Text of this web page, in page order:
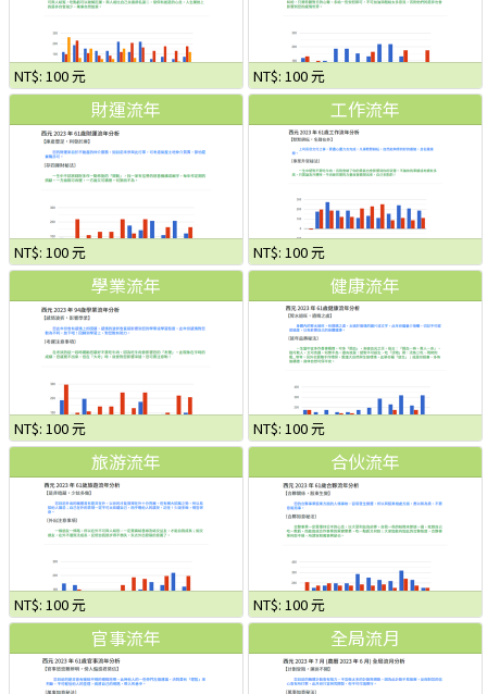
NT$: 100 元 NT$: 100 元
財運流年
NT$: 100 元
工作流年
NT$: 100 元
學業流年
NT$: 100 元
健康流年
NT$: 100 元
旅游流年
NT$: 100 元
合伙流年
NT$: 100 元
官事流年 全局流月